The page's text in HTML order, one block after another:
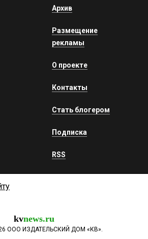
Архив
Размещение
рекламы
О проекте
Контакты
Стать блогером
Подписка
RSS
kvnews.ru
ООО ИЗДАТЕЛЬСКИЙ ДОМ «КВ».